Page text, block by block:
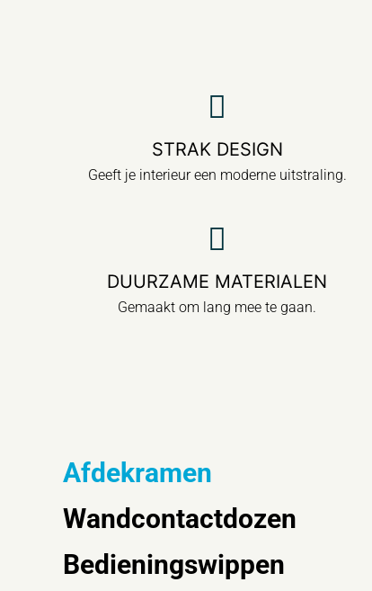
STRAK DESIGN
Geeft je interieur een moderne uitstraling.
DUURZAME MATERIALEN
Gemaakt om lang mee te gaan.
Afdekramen
Wandcontactdozen
Bedieningswippen